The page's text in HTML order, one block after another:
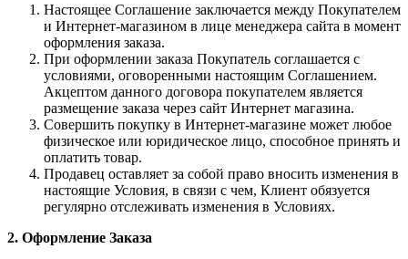
Настоящее Соглашение заключается между Покупателем
и Интернет-магазином в лице менеджера сайта в момент
оформления заказа.
При оформлении заказа Покупатель соглашается с
условиями, оговоренными настоящим Соглашением.
Акцептом данного договора покупателем является
размещение заказа через сайт Интернет магазина.
Совершить покупку в Интернет-магазине может любое
физическое или юридическое лицо, способное принять и
оплатить товар.
Продавец оставляет за собой право вносить изменения в
настоящие Условия, в связи с чем, Клиент обязуется
регулярно отслеживать изменения в Условиях.
2. Оформление Заказа